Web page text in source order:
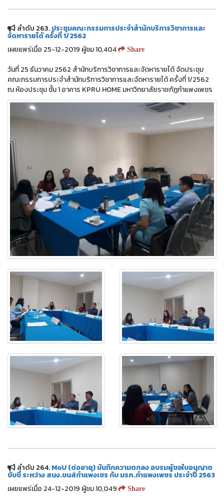
ลำดับ 263.ประชุมคณะกรรมการประจำสำนักบริการวิชาการและ
จัดหารายได้ ครั้งที่ 1/2562
เผยแพร่เมื่อ 25-12-2019 ผู้ชม 10,404
Share
วันที่ 25 ธันวาคม 2562 สำนักบริการวิชาการและจัดหารายได้ จัดประชุม
คณะกรรมการประจำสำนักบริการวิชาการและจัดหารายได้ ครั้งที่ 1/2562
ณ ห้องประชุม ชั้น 1 อาคาร KPRU HOME มหาวิทยาลัยราชภัฏกำแพงเพชร
ลำดับ 264.MoU (ต่ออายุ) บันทึกความตกลง อบรมผู้ขอใบอนุญาต
ขับขี่ ระหว่าง สนง.ขนส่กำแพงเชร กับ มรภ.กำแพงเพชร ประจำปี 2563
เผยแพร่เมื่อ 24-12-2019 ผู้ชม 10,049
Share